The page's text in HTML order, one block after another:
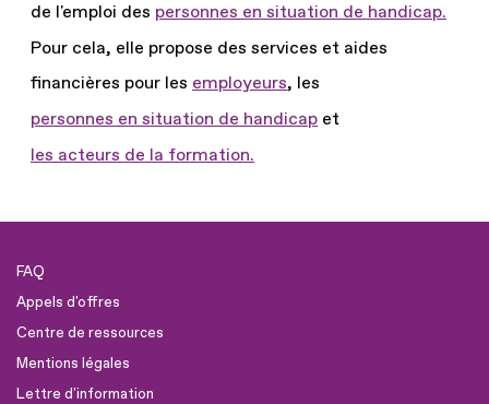
de l'emploi des personnes en situation de handicap.
Pour cela, elle propose des services et aides
financières pour les employeurs, les
personnes en situation de handicap et
les acteurs de la formation.
FAQ
Appels d'offres
Centre de ressources
Mentions légales
Lettre d'information